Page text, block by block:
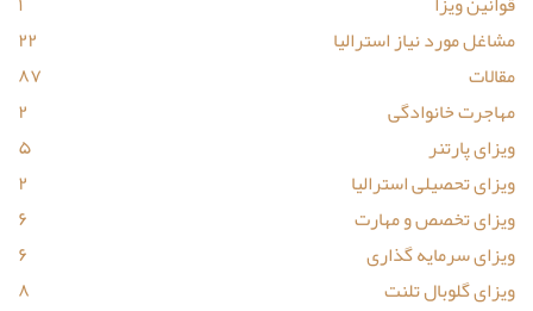
مشاغل مورد نیاز استرالیا
۲۲
مقالات
۸۷
مهاجرت خانوادگی
۲
ویزای پارتنر
۵
ویزای تحصیلی استرالیا
۲
ویزای تخصص و مهارت
۶
ویزای سرمایه گذاری
۶
ویزای گلوبال تلنت
۸